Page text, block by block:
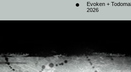
Evoken +
2026